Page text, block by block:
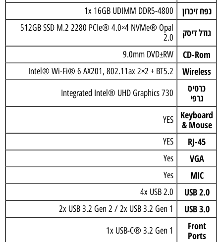
נפח זיכרון 1x 16GB UDIMM DDR5-4800
גודל דיסק
512GB SSD M.2 2280 PCIe® 4.0×4 NVMe® Opal
2.0
CD-Rom
9.0mm DVD±RW
Wireless
Intel® Wi-Fi® 6 AX201, 802.11ax 2×2 + BT5.2
כרטיס
גרפי
Integrated Intel® UHD Graphics 730
Keyboard
& Mouse
YES
RJ-45
YES
VGA
Yes
MIC
Yes
USB 2.0
4x USB 2.0
USB 3.0
2x USB 3.2 Gen 2 / 2x USB 3.2 Gen 1
Front
Ports
1x USB-C® 3.2 Gen 1